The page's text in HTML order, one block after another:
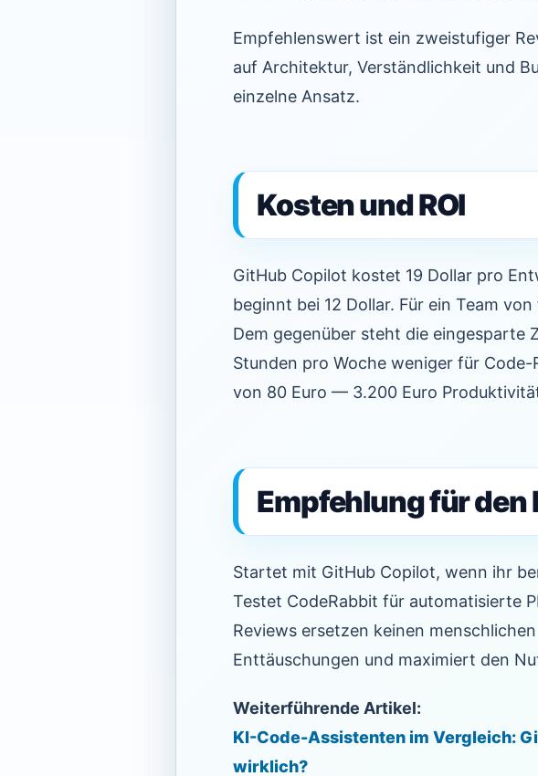
Empfehlenswert ist ein zweistufiger
auf Architektur, Verständlichkeit und
einzelne Ansatz.
Kosten und ROI
GitHub Copilot kostet 19 Dollar pro
beginnt bei 12 Dollar. Für ein Team
Dem gegenüber steht die eingesparte
Stunden pro Woche weniger für
von 80 Euro — 3.200 Euro
Empfehlung für den
Startet mit GitHub Copilot, wenn ihr
Testet CodeRabbit für automatisierte
Reviews ersetzen keinen
Enttäuschungen und maximiert den
Weiterführende Artikel:
KI-Code-Assistenten im Vergleich:
wirklich?